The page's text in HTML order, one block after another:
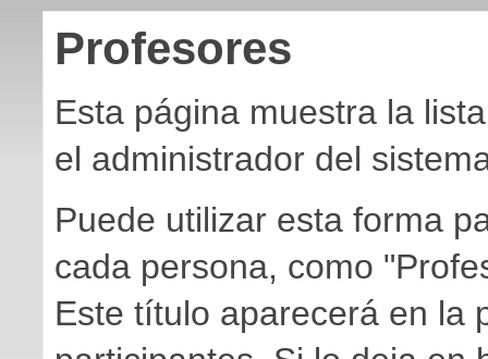
Profesores
Esta página muestra la
el administrador del
Puede utilizar esta forma
cada persona, como
Este título aparecerá en la